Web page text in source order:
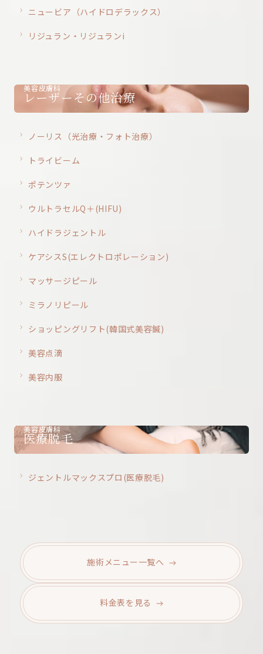
ニュービア（ハイドロデラックス）
リジュラン・リジュランi
美容皮膚科
レーザーその他治療
ノーリス（光治療・フォト治療）
トライビーム
ポテンツァ
ウルトラセルQ＋(HIFU)
ハイドラジェントル
ケアシスS(エレクトロポレーション)
マッサージピール
ミラノリピール
ショッピングリフト(韓国式美容鍼)
美容点滴
美容内服
美容皮膚科
医療脱毛
ジェントルマックスプロ(医療脱毛)
施術メニュー 一覧へ
料金表を 見る